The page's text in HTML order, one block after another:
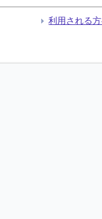
利用される